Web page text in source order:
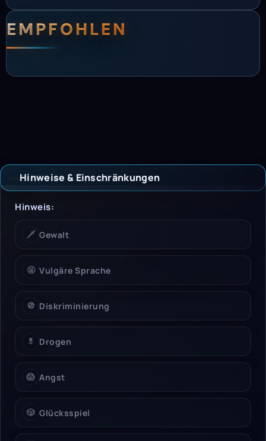
EMPFOHLEN
Hinweise & Einschränkungen
Hinweise &
Hinweis:
🗡️ Gewalt
🤬 Vulgäre Sprache
🚫 Diskriminierung
💊 Drogen
😱 Angst
🎲 Glücksspiel